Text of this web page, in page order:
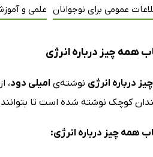
عمومی برای نوجوانان علمی و
همه چیز درباره انرژی
درباره انرژی نوشته‌ی امیلی دود،
کوچک نوشته‌ شده است تا
همه چیز درباره انرژی: